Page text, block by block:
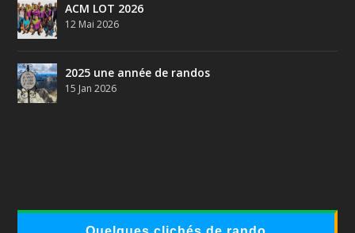
ACM LOT 2026
12 Mai 2026
2025 une année de randos
15 Jan 2026